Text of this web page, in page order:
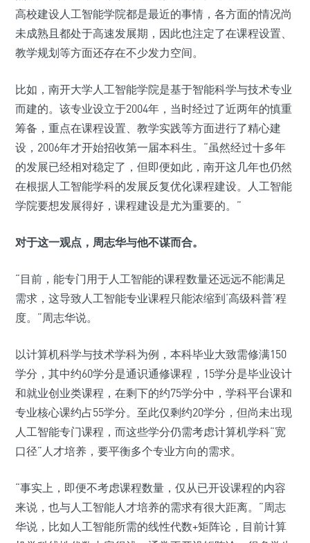
高校建设人工智能学院都是最近的事情，各方面的情况尚
未成熟且都处于高速发展期，因此也注定了在课程设置、
教学规划等方面还存在不少发力空间。
比如，南开大学人工智能学院是基于智能科学与技术专业
而建的。该专业设立于2004年，当时经过了近两年的慎重
筹备，重点在课程设置、教学实践等方面进行了精心建
设，2006年才开始招收第一届本科生。“虽然经过十多年
的发展已经相对稳定了，但即便如此，南开这几年也仍然
在根据人工智能学科的发展反复优化课程建设。人工智能
学院要想发展得好，课程建设是尤为重要的。”
对于这一观点，周志华与他不谋而合。
“目前，能专门用于人工智能的课程数量还远远不能满足
需求，这导致人工智能专业课程只能浓缩到‘高级科普’程
度。”周志华说。
以计算机科学与技术学科为例，本科毕业大致需修满150
学分，其中约60学分是通识通修课程，15学分是毕业设计
和就业创业类课程，在剩下的约75学分中，学科平台课和
专业核心课约占55学分。至此仅剩约20学分，但尚未出现
人工智能专门课程，而这些学分仍需考虑计算机学科“宽
口径”人才培养，要平衡多个专业方向的需求。
“事实上，即便不考虑课程数量，仅从已开设课程的内容
来说，也与人工智能人才培养的需求有很大距离。”周志
华说，比如人工智能所需的线性代数+矩阵论，目前计算